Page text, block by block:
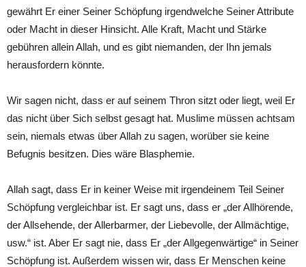
gewährt Er einer Seiner Schöpfung irgendwelche Seiner Attribute
oder Macht in dieser Hinsicht. Alle Kraft, Macht und Stärke
gebühren allein Allah, und es gibt niemanden, der Ihn jemals
herausfordern könnte.
Wir sagen nicht, dass er auf seinem Thron sitzt oder liegt, weil Er
das nicht über Sich selbst gesagt hat. Muslime müssen achtsam
sein, niemals etwas über Allah zu sagen, worüber sie keine
Befugnis besitzen. Dies wäre Blasphemie.
Allah sagt, dass Er in keiner Weise mit irgendeinem Teil Seiner
Schöpfung vergleichbar ist. Er sagt uns, dass er „der Allhörende,
der Allsehende, der Allerbarmer, der Liebevolle, der Allmächtige,
usw.“ ist. Aber Er sagt nie, dass Er „der Allgegenwärtige“ in Seiner
Schöpfung ist. Außerdem wissen wir, dass Er Menschen keine